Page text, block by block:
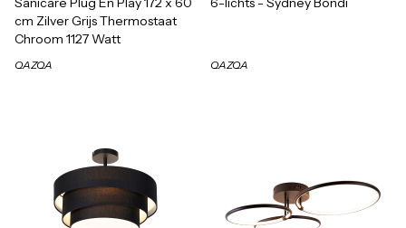
cm Zilver Grijs Thermostaat
Chroom 1127 Watt
QAZQA QAZQA